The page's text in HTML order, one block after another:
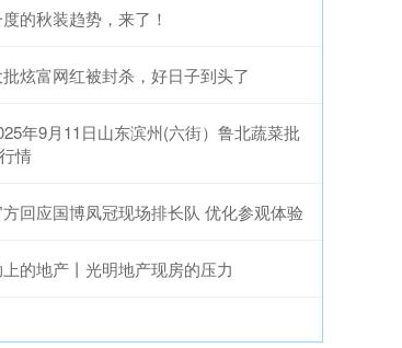
的秋装趋势，来了！
炫富网红被封杀，好日子到头了
年9月11日山东滨州(六街）鲁北蔬菜批
情
回应国博凤冠现场排长队 优化参观体验
的地产丨光明地产现房的压力